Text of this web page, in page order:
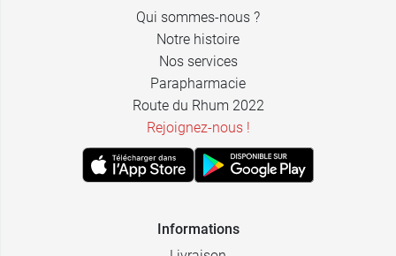
Qui sommes-nous ?
Notre histoire
Nos services
Parapharmacie
Route du Rhum 2022
Rejoignez-nous !
Informations